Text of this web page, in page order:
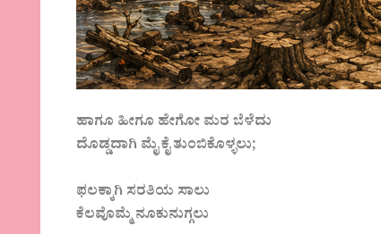
ಹಾಗೂ ಹೀಗೂ ಹೇಗೋ ಮರ ಬೆಳೆದು
ದೊಡ್ಡದಾಗಿ ಮೈ ಕೈ ತುಂಬಿಕೊಳ್ಳಲು;
ಫಲಕ್ಕಾಗಿ ಸರತಿಯ ಸಾಲು
ಕೆಲವೊಮ್ಮೆ ನೂಕುನುಗ್ಗಲು